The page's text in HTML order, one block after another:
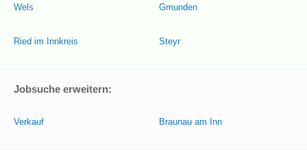
Wels
Ried im Innkreis
Gmunden
Steyr
Jobsuche erweitern:
Verkauf Braunau am Inn